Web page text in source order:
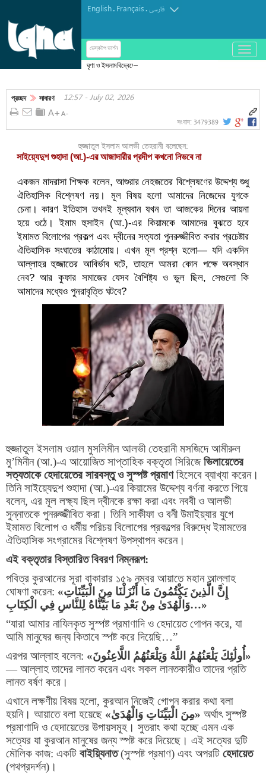
English. Français.فارسی
ডেস্কটপ ভার্শন
باز
و
کردن
ঘৃণা ও ইসলামবিদ্বেষের নতুন নজির সিন্সিনাটির ওয়েস্টউড
প্রচ্ছদ সাধারণ 12:57 - July 02, 2026
সংবাদ: 3479389
হুজ্জাতুল ইসলাম আলভী তেহরানী বলেছেন:
সাইয়্যেদুশ শুহাদা (আ.)-এর আজাদারীর প্রদীপ কখনো নিভবে না
একজন মাদরাসা শিক্ষক বলেন, আশুরার নেহজতের বিশ্লেষণের উদ্দেশ্য শুধু
ঐতিহাসিক বিশ্লেষণ নয়। মূল বিষয় হলো আমাদের নিজেদের যুগকে
চেনা। কারণ ইতিহাস তখনই মূল্যবান যখন তা আজকের দিনের আয়না
হয়ে ওঠে। ইমাম হুসাইন (আ.)-এর কিয়ামকে আমাদের বুঝতে হবে
ইমামত বিলোপের প্রকল্প এবং দ্বীনের সত্যতা পুনরুজ্জীবিত করার প্রচেষ্টার
ঐতিহাসিক সংঘাতের কাঠামোয়। এখন মূল প্রশ্ন হলো— যদি একদিন
আল্লাহর হুজ্জাতের আবির্ভাব ঘটে, তাহলে আমরা কোন পক্ষে অবস্থান
নেব? আর কুফার সমাজের যেসব বৈশিষ্ট্য ও ভুল ছিল, সেগুলো কি
আমাদের মধ্যেও পুনরাবৃত্তি ঘটবে?
হুজ্জাতুল ইসলাম ওয়াল মুসলিমীন আলভী তেহরানী মসজিদে আমীরুল
মু’মিনীন (আ.)-এ আয়োজিত সাপ্তাহিক বক্তৃতা সিরিজে ভিলায়েতের
সত্যতাকে হেদায়েতের সারবস্তু ও সুস্পষ্ট প্রমাণ হিসেবে ব্যাখ্যা করেন।
তিনি সাইয়্যেদুশ শুহাদা (আ.)-এর কিয়ামের উদ্দেশ্য বর্ণনা করতে গিয়ে
বলেন, এর মূল লক্ষ্য ছিল দ্বীনকে রক্ষা করা এবং নববী ও আলভী
সুন্নাতকে পুনরুজ্জীবিত করা। তিনি সাকীফা ও বনী উমাইয়্যার যুগে
ইমামত বিলোপ ও ধর্মীয় পরিচয় বিলোপের প্রকল্পের বিরুদ্ধে ইমামতের
ঐতিহাসিক সংগ্রামের বিশ্লেষণ উপস্থাপন করেন।
এই বক্তৃতার বিস্তারিত বিবরণ নিম্নরূপ:
পবিত্র কুরআনের সূরা বাকারার ১৫৯ নম্বর আয়াতে মহান আল্লাহ
ঘোষণা করেন: «إِنَّ الَّذِينَ يَكْتُمُونَ مَا أَنْزَلْنَا مِنَ الْبَيِّنَاتِ
وَالْهُدَىٰ مِنْ بَعْدِ مَا بَيَّنَّاهُ لِلنَّاسِ فِي الْكِتَابِ…»
“যারা আমার নাযিলকৃত সুস্পষ্ট প্রমাণাদি ও হেদায়েত গোপন করে, যা
আমি মানুষের জন্য কিতাবে স্পষ্ট করে দিয়েছি…”
এরপর আল্লাহ বলেন: «أُولَٰئِكَ يَلْعَنُهُمُ اللَّهُ وَيَلْعَنُهُمُ اللَّاعِنُونَ »
— আল্লাহ তাদের লানত করেন এবং সকল লানতকারীও তাদের প্রতি
লানত বর্ষণ করে।
এখানে লক্ষণীয় বিষয় হলো, কুরআন নিজেই গোপন করার কথা বলা
হয়নি। আয়াতে বলা হয়েছে «مِنَ الْبَيِّنَاتِ وَالْهُدَىٰ» অর্থাৎ সুস্পষ্ট
প্রমাণাদি ও হেদায়েতের উপায়সমূহ। সুতরাং কথা হচ্ছে এমন এক
সত্যের যা কুরআন মানুষের জন্য স্পষ্ট করে দিয়েছে। এই সত্যের দুটি
মৌলিক কাজ: একটি বাইয়্যিনাত(সুস্পষ্ট প্রমাণ) এবং অপরটি হেদায়েত
(পথপ্রদর্শন)।